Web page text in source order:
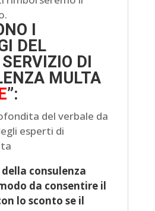
I
DEL
DI
MULTA
”:
del verbale da
esperti di
consulenza
da consentire il
lo sconto se il